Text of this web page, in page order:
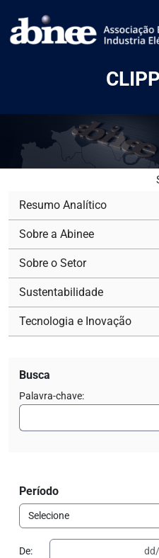
Resumo Analítico
Sobre a Abinee
Sobre o Setor
Sustentabilidade
Tecnologia e Inovação
Busca
Palavra-chave:
Período
De: